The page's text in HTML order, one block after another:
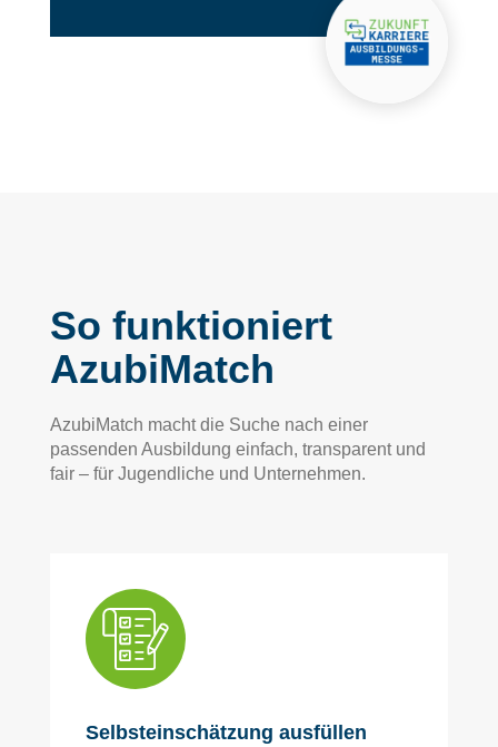
So funktioniert
AzubiMatch
AzubiMatch macht die Suche nach einer
passenden Ausbildung einfach, transparent und
fair – für Jugendliche und Unternehmen.
Selbsteinschätzung ausfüllen